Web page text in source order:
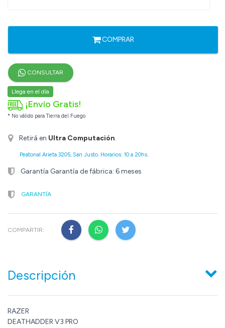
COMPRAR
CONSULTAR
Llega en el día
¡Envío Gratis!
* No válido para Tierra del Fuego
Retirá en Ultra Computación.
Peatonal Arieta 3205, San Justo. Horarios: 10 a 20hs.
Garantía Garantía de fábrica: 6 meses
GARANTÍA
COMPARTIR:
Descripción
RAZER
DEATHADDER V3 PRO